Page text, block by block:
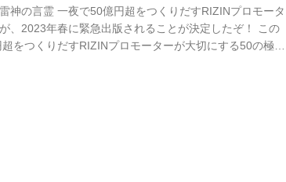
神の言霊 一夜で50億円超をつくりだすRIZINプロモータ
、2023年春に緊急出版されることが決定したぞ！ この
超をつくりだすRIZINプロモーターが大切にする50の極
榊原信行の闘いから紡ぎ出された魂の言葉が一冊にまと
にて予約受付中！是非、早めに予約をしよう！ 概要